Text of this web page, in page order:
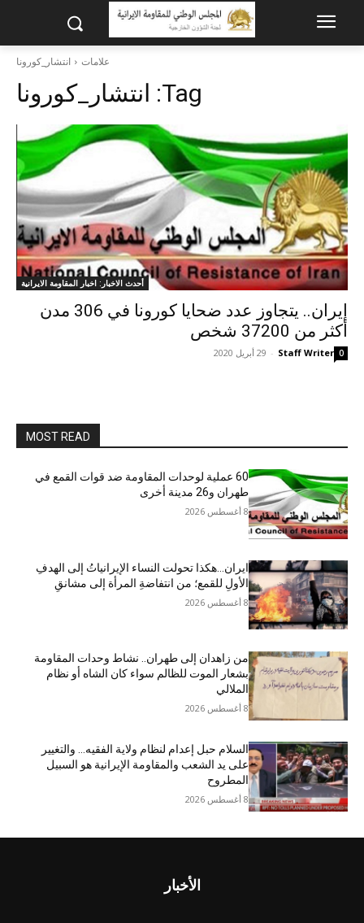
علامات انتشار_كورونا
Tag: انتشار_كورونا
أحدث الاخبار: اخبار المقاومة الايرانية
إيران.. يتجاوز عدد ضحايا كورونا في 306 مدن
أكثر من 37200 شخص
Staff Writer
- 29 أبريل 2020 0
MOST READ
60 عملية لوحدات المقاومة ضد قوات القمع في
طهران و26 مدينة أخرى
8 أغسطس 2026
ایران…هکذا تحولت النساء الإيرانياتُ إلى الهدفِ
الأولِ للقمع؛ من انتفاضةِ المرأة إلى مشانقِ
8 أغسطس 2026
من زاهدان إلى طهران.. نشاط وحدات المقاومة
بشعار الموت للظالم سواء كان الشاه أو نظام
الملالي
8 أغسطس 2026
السلام حبل إعدام لنظام ولاية الفقيه… والتغيير
على يد الشعب والمقاومة الإيرانية هو السبيل
المطروح
8 أغسطس 2026
الأخبار